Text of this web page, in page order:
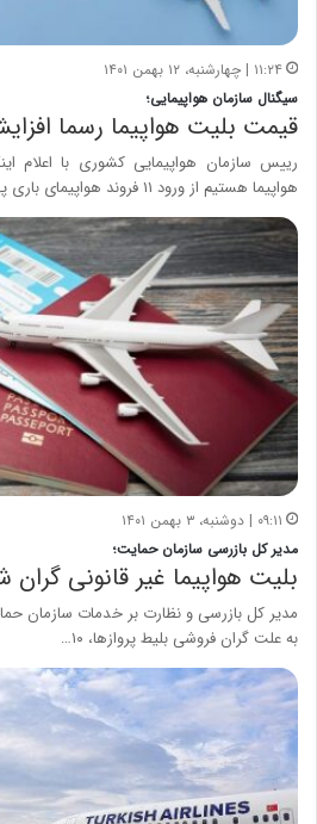
۱۱:۲۴ | چهارشنبه، ۱۲ بهمن ۱۴۰۱
سیگنال سازمان هواپیمایی؛
قیمت بلیت هواپیما رسما
رییس سازمان هواپیمایی کشوری با اعلام
هواپیما هستیم از ورود ۱۱ فروند هواپیمای باری پهن…
۰۹:۱۱ | دوشنبه، ۳ بهمن ۱۴۰۱
مدیر کل بازرسی سازمان حمایت؛
بلیت هواپیما غیر قانونی گران
مدیر کل بازرسی و نظارت بر خدمات سازمان
به علت گران فروشی بلیط پروازها، ۱۰…